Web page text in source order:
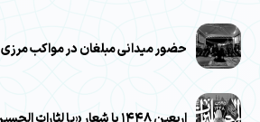
حضور میدانی مبلغان در مواکب مرزی